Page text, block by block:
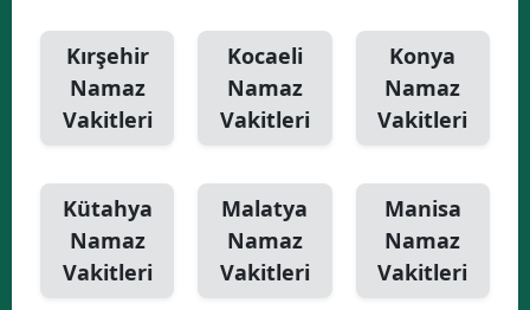
Kırşehir
Namaz
Vakitleri
Kocaeli
Namaz
Vakitleri
Konya
Namaz
Vakitleri
Kütahya
Namaz
Vakitleri
Malatya
Namaz
Vakitleri
Manisa
Namaz
Vakitleri